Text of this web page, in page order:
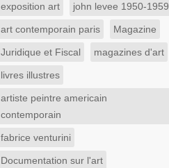
exposition art john levee 1950-1959
art contemporain paris Magazine
Juridique et Fiscal magazines d'art
livres illustres
artiste peintre americain
contemporain
fabrice venturini
Documentation sur l'art